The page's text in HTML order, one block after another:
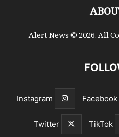
Alert News © 2026. All
Facebook
Instagram
TikTok
Twitter